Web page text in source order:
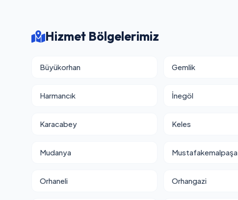
Hizmet Bölgelerimiz
Büyükorhan Gemlik
Harmancık İnegöl
Karacabey Keles
Mudanya Mustafakemalpaşa
Orhaneli Orhangazi